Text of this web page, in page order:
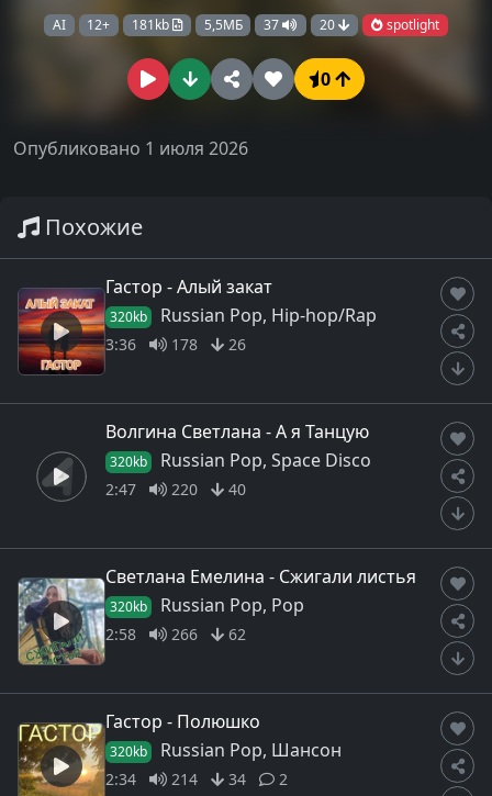
AI 12+ 181kb 5,5МБ 37 20 spotlight
0
Опубликовано 1 июля 2026
Похожие
Гастор - Алый закат
320kb Russian Pop, Hip-hop/Rap
3:36 178 26
Волгина Светлана - А я Танцую
320kb Russian Pop, Space Disco
2:47 220 40
Светлана Емелина - Сжигали листья
320kb Russian Pop, Pop
2:58 266 62
Гастор - Полюшко
320kb Russian Pop, Шансон
2:34 214 34 2